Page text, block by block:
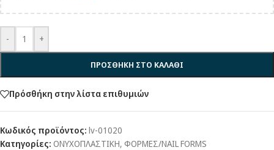
- +
ΠΡΟΣΘΗΚΗ ΣΤΟ ΚΑΛΑΘΙ
Πρόσθήκη στην λίστα επιθυμιών
Κωδικός προϊόντος: lv-01020
Κατηγορίες: ΟΝΥΧΟΠΛΑΣΤΙΚΗ, ΦΟΡΜΕΣ/NAIL FORMS